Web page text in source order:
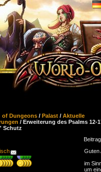
of Dungeons / Palast / Aktuelle
/ Erweiterung des Psalms 12-
Schutz
Beitrag
Guten
im
um